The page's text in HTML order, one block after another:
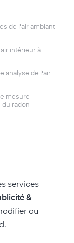
de l'air ambiant
intérieur à
analyse de l'air
mesure
du radon
services
&
ou